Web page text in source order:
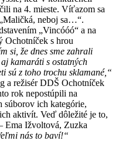
na 4. mieste. Víťazom sa
neboj sa…“.
„Vincóóó“ a na
Ochotníček s hrou
si, že dnes sme zahrali
kamaráti s ostatných
sú z toho trochu sklamané,“
a režisér DDŠ Ochotníček
rok nepostúpili na
súborov ich kategórie,
aktivít. Veď dôležité je to,
Ema Ižvoltová, Zuzka
nás to baví!“